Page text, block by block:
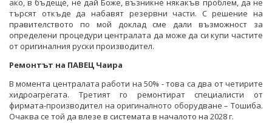
ако, в бъдеще, не дай Боже, възникне някакъв проблем, да не
търсят откъде да набавят резервни части. С решение на
правителството по мой доклад сме дали възможност за
определени процедури централата да може да си купи частите
от оригиналния руски производител.
Ремонтът на ПАВЕЦ Чаира
В момента централата работи на 50% - това са два от четирите
хидроагрегата. Третият го ремонтират специалисти от
фирмата-производител на оригиналното оборудване – Тошиба.
Очаква се той да влезе в системата в началото на 2028 г.